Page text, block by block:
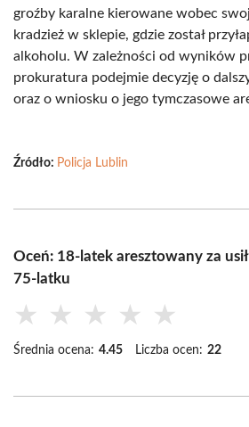
groźby karalne kierowane wobec
kradzież w sklepie, gdzie został
alkoholu. W zależności od wyników
prokuratura podejmie decyzję o
oraz o wniosku o jego tymczasowe
Źródło: Policja Lublin
Oceń: 18-latek aresztowany za
75-latku
★ ★ ★ ★ ★
Średnia ocena: 4.45 Liczba ocen: 22